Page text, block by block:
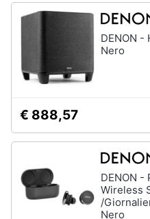
DENON -
Nero
€ 888,57
DENON -
Wireless
/
Nero